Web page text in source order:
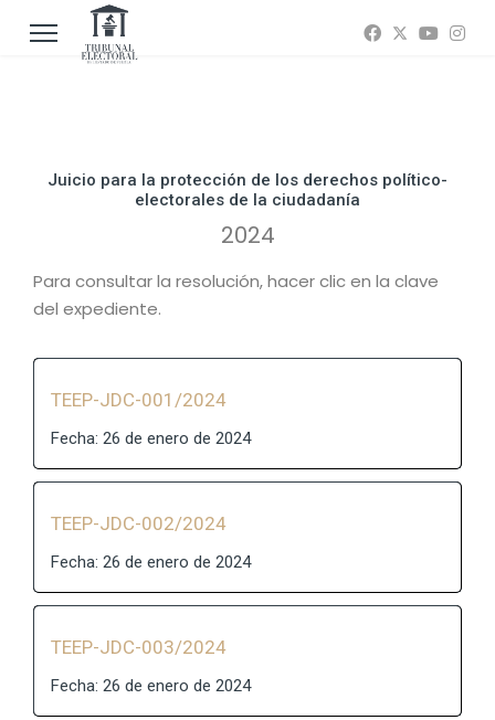
Juicio para la protección de los derechos político-
electorales de la ciudadanía
2024
Para consultar la resolución, hacer clic en la clave
del expediente.
TEEP-JDC-001/2024
Fecha: 26 de enero de 2024
TEEP-JDC-002/2024
Fecha: 26 de enero de 2024
TEEP-JDC-003/2024
Fecha: 26 de enero de 2024